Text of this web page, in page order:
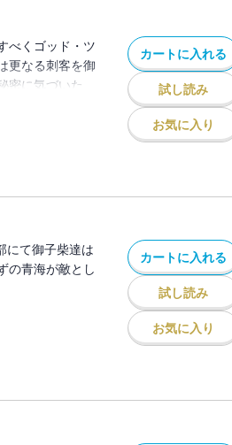
べくゴッド・ツ
更なる刺客を御
密に気づいた
単身戦闘を開始
カートに入れる
試し読み
お気に入り
て御子柴達は
の青海が敵とし
カートに入れる
試し読み
お気に入り